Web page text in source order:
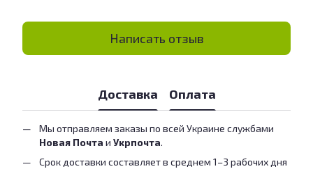
Написать отзыв
Доставка Оплата
Мы отправляем заказы по всей Украине службами
Новая Почта и Укрпочта.
Срок доставки составляет в среднем 1–3 рабочих дня